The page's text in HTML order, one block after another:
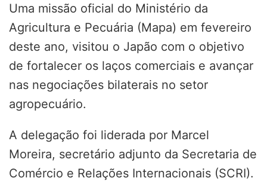
Uma missão oficial do Ministério da
Agricultura e Pecuária (Mapa) em fevereiro
deste ano, visitou o Japão com o objetivo
de fortalecer os laços comerciais e avançar
nas negociações bilaterais no setor
agropecuário.
A delegação foi liderada por Marcel
Moreira, secretário adjunto da Secretaria de
Comércio e Relações Internacionais (SCRI).